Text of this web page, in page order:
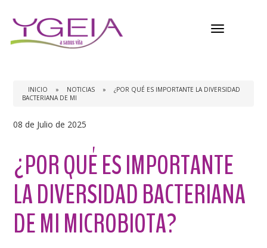
Menú
INICIO » NOTICIAS »
¿POR QUÉ ES IMPORTANTE LA DIVERSIDAD
BACTERIANA DE MI
08 de Julio de 2025
¿POR QUÉ ES IMPORTANTE
LA DIVERSIDAD BACTERIANA
DE MI MICROBIOTA?